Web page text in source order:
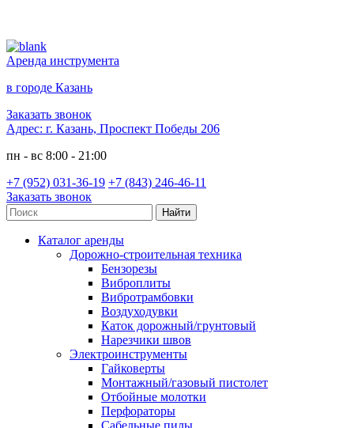
Аренда инструмента
в городе Казань
Заказать звонок
Адрес: г. Казань, Проспект Победы 206
пн - вс 8:00 - 21:00
+7 (952) 031-36-19 +7 (843) 246-46-11
Заказать звонок
Каталог аренды
Дорожно-строительная техника
Бензорезы
Виброплиты
Вибротрамбовки
Воздуходувки
Каток дорожный/грунтовый
Нарезчики швов
Электроинструменты
Гайковерты
Монтажный/газовый пистолет
Отбойные молотки
Перфораторы
Сабельные пилы